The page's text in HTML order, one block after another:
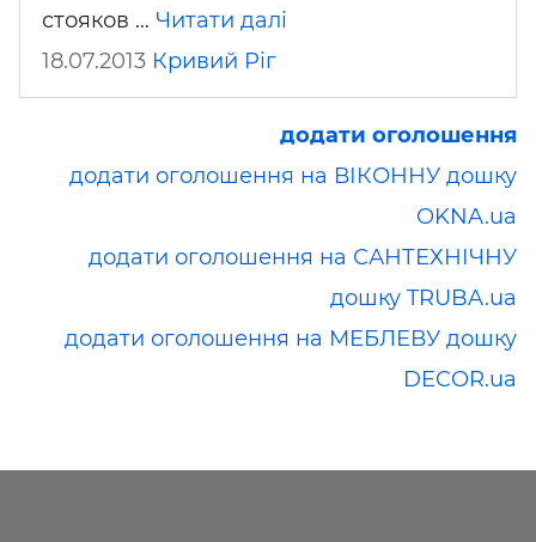
стояков … Читати далі
18.07.2013 Кривий Ріг
додати оголошення
додати оголошення на ВІКОННУ дошку
OKNA.ua
додати оголошення на САНТЕХНІЧНУ
дошку TRUBA.ua
додати оголошення на МЕБЛЕВУ дошку
DECOR.ua